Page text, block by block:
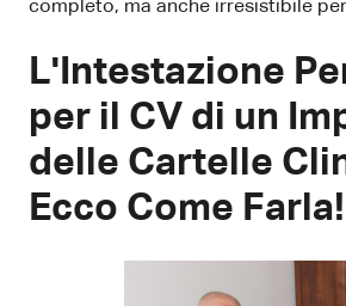
completo, ma anche irresistibile
L'Intestazione
per il CV di un
delle Cartelle
Ecco Come Farla!